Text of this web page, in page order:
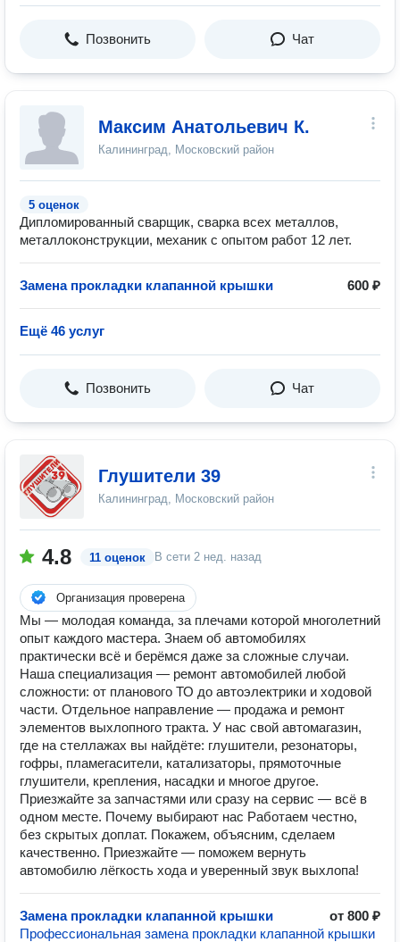
Позвонить Чат
Максим Анатольевич К.
Калининград, Московский район
5 оценок
Дипломированный сварщик, сварка всех металлов,
металлоконструкции, механик с опытом работ 12 лет.
Замена прокладки клапанной крышки 600 ₽
Ещё 46 услуг
Позвонить Чат
Глушители 39
Калининград, Московский район
4.8 11 оценок В сети 2 нед. назад
Организация проверена
Мы — молодая команда, за плечами которой многолетний
опыт каждого мастера. Знаем об автомобилях
практически всё и берёмся даже за сложные случаи.
Наша специализация — ремонт автомобилей любой
сложности: от планового ТО до автоэлектрики и ходовой
части. Отдельное направление — продажа и ремонт
элементов выхлопного тракта. У нас свой автомагазин,
где на стеллажах вы найдёте: глушители, резонаторы,
гофры, пламегасители, катализаторы, прямоточные
глушители, крепления, насадки и многое другое.
Приезжайте за запчастями или сразу на сервис — всё в
одном месте. Почему выбирают нас Работаем честно,
без скрытых доплат. Покажем, объясним, сделаем
качественно. Приезжайте — поможем вернуть
автомобилю лёгкость хода и уверенный звук выхлопа!
Замена прокладки клапанной крышки
от 800 ₽
Профессиональная замена прокладки клапанной крышки